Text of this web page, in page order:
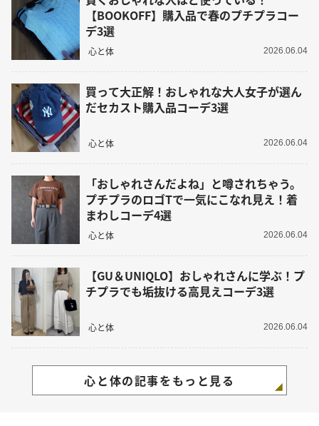
【BOOKOFF】購入品で春のプチプラコー
デ3選
心と体 2026.06.04
買って大正解！おしゃれな大人女子が選ん
だセカスト購入品コーデ3選
心と体 2026.06.04
「おしゃれさんだよね」と噂されちゃう。
プチプラのロゴTで一気にこなれ見え！着
まわしコーデ4選
心と体 2026.06.04
【GU＆UNIQLO】おしゃれさんに学ぶ！プ
チプラでも垢抜ける高見えコーデ3選
心と体 2026.06.04
心と体の記事をもっと見る